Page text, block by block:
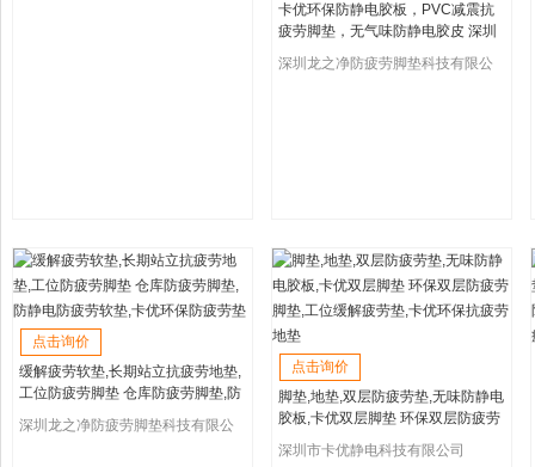
卡优环保防静电胶板，PVC减震抗
疲劳脚垫，无气味防静电胶皮 深圳
防静电胶板，无气味防静电脚垫，
车间缓解疲劳地垫
深圳龙之净防疲劳脚垫科技有限公
点击询价
缓解疲劳软垫,长期站立抗疲劳地垫,
工位防疲劳脚垫 仓库防疲劳脚垫,防
静电防疲劳软垫,卡优环保防疲劳垫
深圳龙之净防疲劳脚垫科技有限公
点击询价
脚垫,地垫,双层防疲劳垫,无味防静电
胶板,卡优双层脚垫 环保双层防疲劳
脚垫,工位缓解疲劳垫,卡优环保抗疲
劳地垫
深圳市卡优静电科技有限公司